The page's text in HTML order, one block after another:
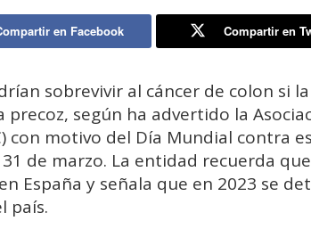
en Facebook Compartir en
sobrevivir al cáncer de colon si la
según ha advertido la
con motivo del Día Mundial contra
de marzo. La entidad recuerda
España y señala que en 2023 se
país.